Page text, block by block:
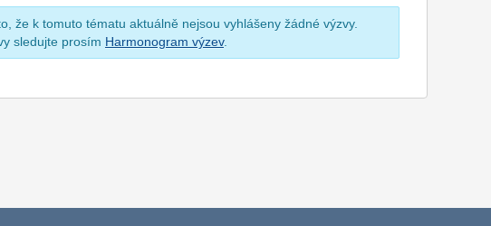
že k tomuto tématu aktuálně nejsou vyhlášeny žádné výzvy.
sledujte prosím Harmonogram výzev.